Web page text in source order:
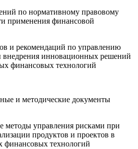
по нормативному правовому
применения финансовой
и рекомендаций по управлению
внедрения инновационных решений
финансовых технологий
и методические документы
методы управления рисками при
продуктов и проектов в
финансовых технологий